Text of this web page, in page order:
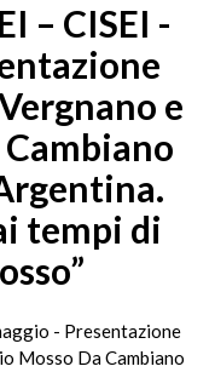
– CISEI -
e
tempi di
- Presentazione
Mosso Da Cambiano